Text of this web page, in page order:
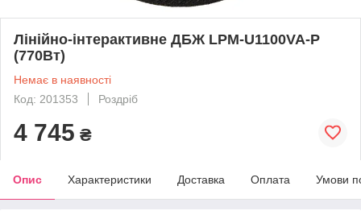
Лінійно-інтерактивне ДБЖ LPM-U1100VA-P
(770Вт)
Немає в наявності
Код: 201353
Роздріб
4 745 ₴
Опис Характеристики Доставка Оплата Умови